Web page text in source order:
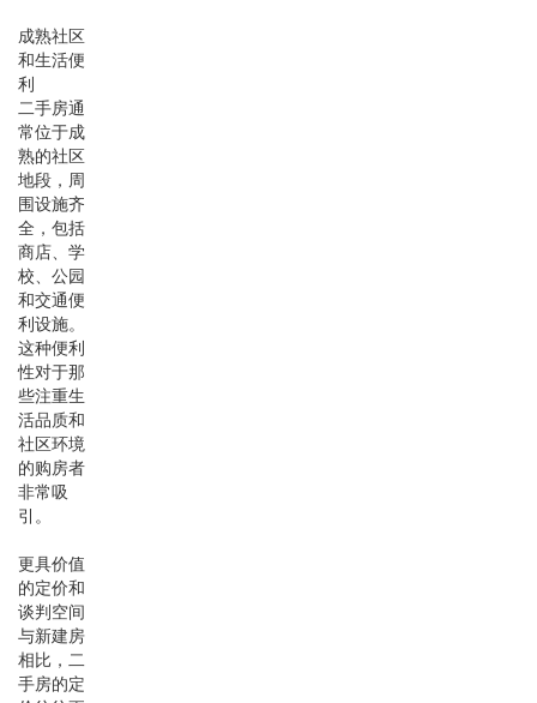
成熟社区
和生活便
利
二手房通
常位于成
熟的社区
地段，周
围设施齐
全，包括
商店、学
校、公园
和交通便
利设施。
这种便利
性对于那
些注重生
活品质和
社区环境
的购房者
非常吸
引。
更具价值
的定价和
谈判空间
与新建房
相比，二
手房的定